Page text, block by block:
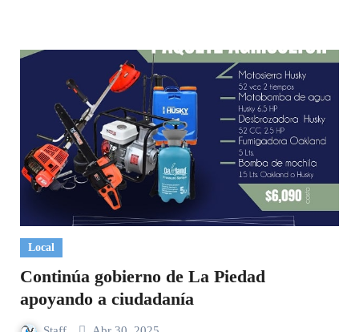
Local
Continúa gobierno de La Piedad
apoyando a ciudadanía